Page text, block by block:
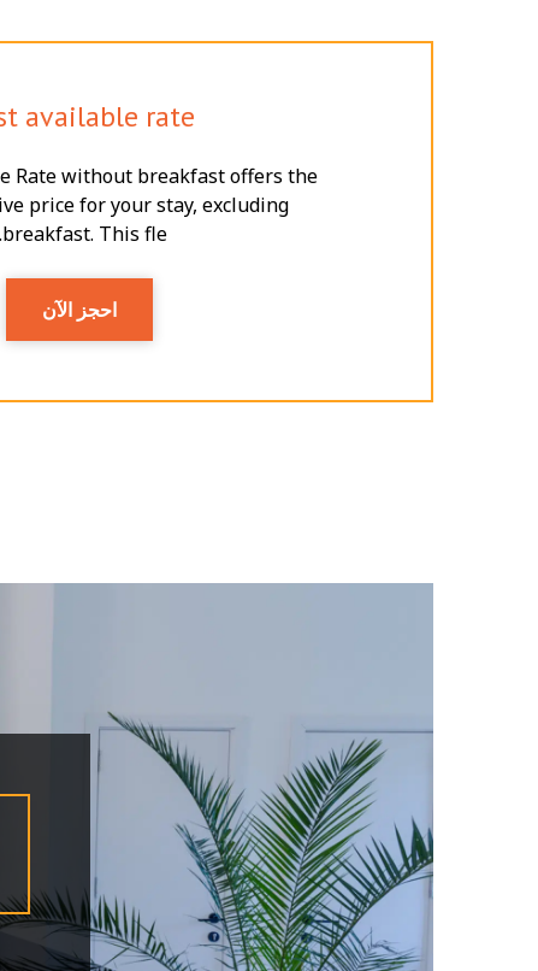
available rate
Rate without breakfast offers the
price for your stay, excluding
breakfast. This fle...
احجز الآن